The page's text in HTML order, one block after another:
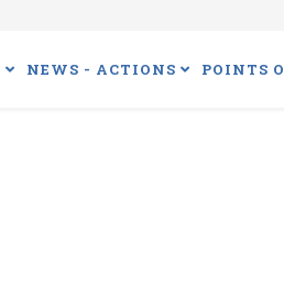
NEWS - ACTIONS POINTS